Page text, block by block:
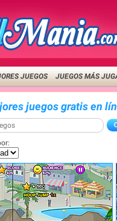
JUEGOS JUEGOS MÁS
juegos gratis en